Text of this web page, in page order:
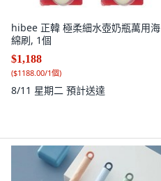
hibee 正韓 極柔細水壺奶瓶萬用海
綿刷, 1個
$1,188
($1188.00/1個)
8/11 星期二 預計送達